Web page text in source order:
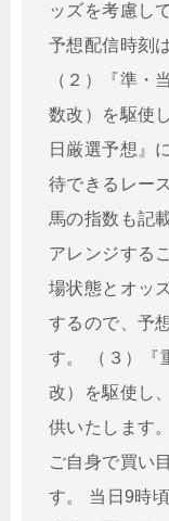
ッズを考慮し
予想配信時刻
（２）『準・
数改）を駆使
日厳選予想』
待できるレー
馬の指数も記
アレンジする
場状態とオッ
するので、予
す。 （３）『
改）を駆使し
供いたします
ご自身で買い
す。 当日9時